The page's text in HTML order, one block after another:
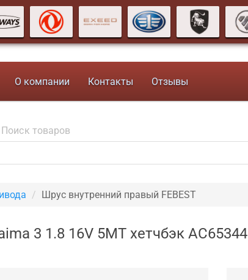
О компании Контакты Отзывы
Шрус внутренний правый FEBEST
3 1.8 16V 5MT хетчбэк AC65344